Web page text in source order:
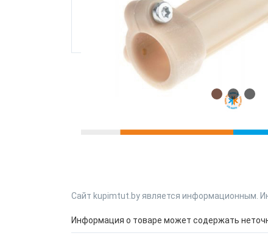
Сайт kupimtut.by является информационным.
Информация о товаре может содержать